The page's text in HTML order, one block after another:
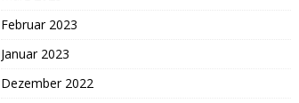
Februar 2023
Januar 2023
Dezember 2022